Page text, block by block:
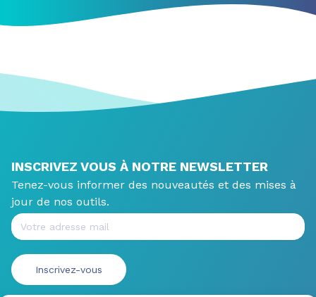
INSCRIVEZ VOUS À NOTRE NEWSLETTER
Tenez-vous informer des nouveautés et des mises à
jour de nos outils.